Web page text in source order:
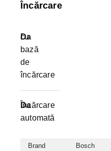
Încărcare
cu
bază
de
încărcare
Da
Încărcare
automată
Da
Brand
Bosch